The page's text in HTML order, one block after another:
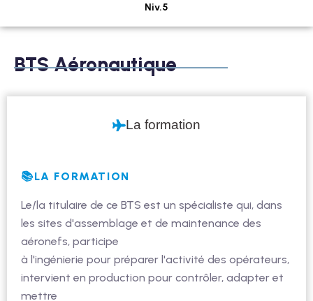
Niv.5
BTS Aéronautique
La formation
📚LA FORMATION
Le/la titulaire de ce BTS est un spécialiste qui, dans
les sites d'assemblage et de maintenance des
aéronefs, participe
à l'ingénierie pour préparer l'activité des opérateurs,
intervient en production pour contrôler, adapter et
mettre